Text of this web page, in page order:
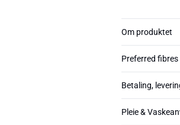
Om produktet
Preferred
Betaling,
Pleie &